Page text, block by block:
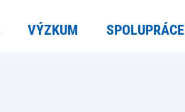
VÝZKUM SPOLUPRÁCE